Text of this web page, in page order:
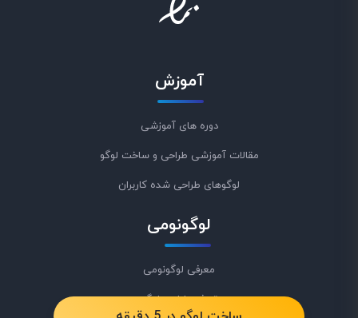
آموزش
دوره های آموزشی
مقالات آموزشی طراحی و ساخت لوگو
لوگوهای طراحی شده کاربران
لوگونومی
معرفی لوگونومی
تعرفه طراحی لوگو